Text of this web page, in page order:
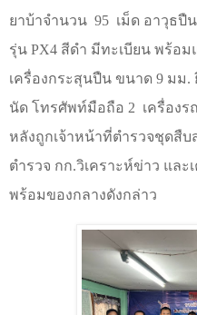
ยาบ้าจำนวน 95 เม็ด อาวุธปื
รุ่น PX4 สีดำ มีทะเบียน พร้อ
เครื่องกระสุนปืน ขนาด 9 มม.
นัด โทรศัพท์มือถือ 2 เครื่อง
หลังถูกเจ้าหน้าที่ตำรวจชุดสื
ตำรวจ กก.วิเคราะห์ข่าว และ
พร้อมของกลางดังกล่าว